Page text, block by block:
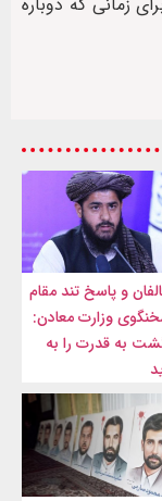
و پاسخ تند مقام
وزارت معادن:
به قدرت را به